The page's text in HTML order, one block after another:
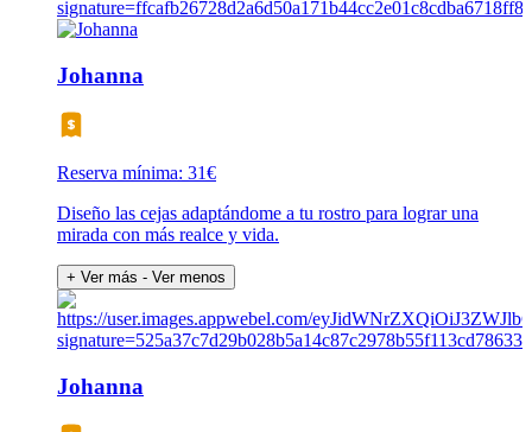
Johanna
Reserva mínima: 31€
Diseño las cejas adaptándome a tu rostro para lograr una
mirada con más realce y vida.
+ Ver más - Ver menos
Johanna